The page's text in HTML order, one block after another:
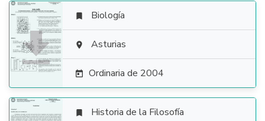

 Biología
 Asturias
 Ordinaria de 2004
 Historia de la Filosofía